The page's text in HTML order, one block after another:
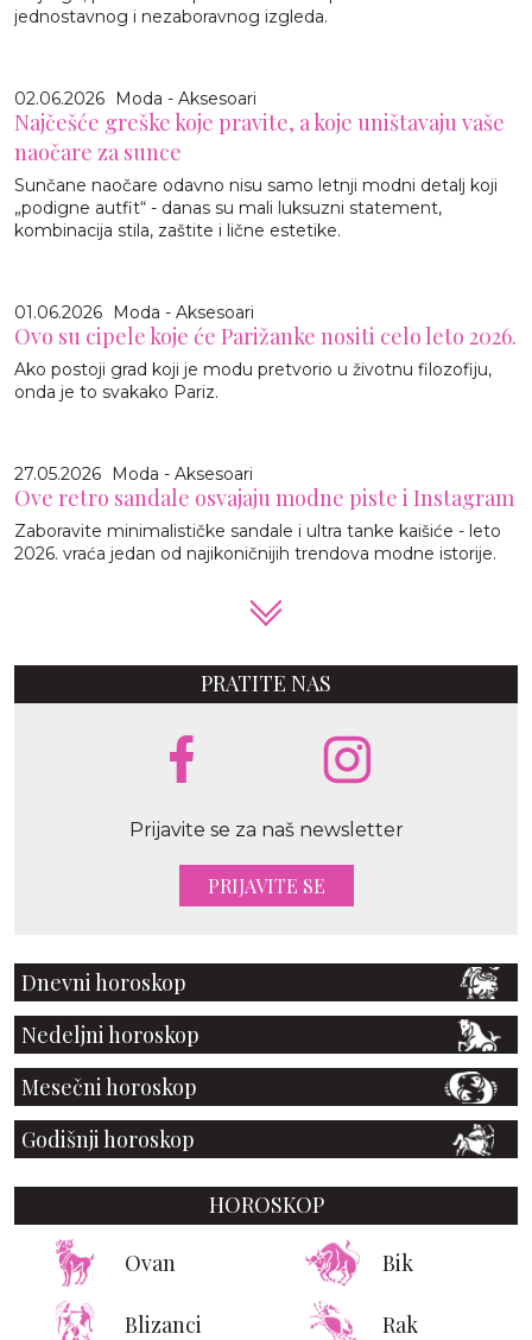
jednostavnog i nezaboravnog izgleda.
02.06.2026 Moda - Aksesoari
Najčešće greške koje pravite, a koje uništavaju vaše
naočare za sunce
Sunčane naočare odavno nisu samo letnji modni detalj koji
„podigne autfit“ - danas su mali luksuzni statement,
kombinacija stila, zaštite i lične estetike.
01.06.2026 Moda - Aksesoari
Ovo su cipele koje će Parižanke nositi celo leto 2026.
Ako postoji grad koji je modu pretvorio u životnu filozofiju,
onda je to svakako Pariz.
27.05.2026 Moda - Aksesoari
Ove retro sandale osvajaju modne piste i Instagram
Zaboravite minimalističke sandale i ultra tanke kaišiće - leto
2026. vraća jedan od najikoničnijih trendova modne istorije.
PRATITE NAS
Prijavite se za naš newsletter
PRIJAVITE SE
Dnevni horoskop
Nedeljni horoskop
Mesečni horoskop
Godišnji horoskop
HOROSKOP
Ovan Bik
Blizanci Rak